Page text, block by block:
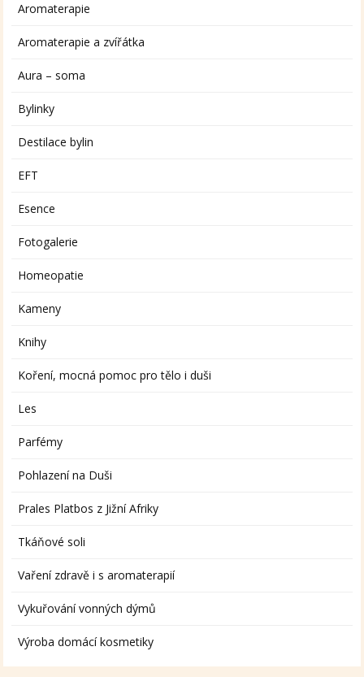
Aromaterapie
Aromaterapie a zvířátka
Aura – soma
Bylinky
Destilace bylin
EFT
Esence
Fotogalerie
Homeopatie
Kameny
Knihy
Koření, mocná pomoc pro tělo i duši
Les
Parfémy
Pohlazení na Duši
Prales Platbos z Jižní Afriky
Tkáňové soli
Vaření zdravě i s aromaterapií
Vykuřování vonných dýmů
Výroba domácí kosmetiky